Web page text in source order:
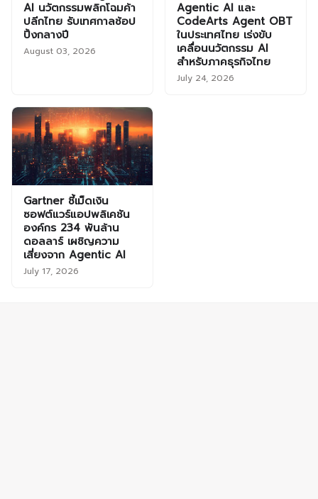
AI นวัตกรรมพลิกโฉมค้า
ปลีกไทย รับเทศกาลช้อป
ปิ้งกลางปี
August 03, 2026
Agentic AI และ
CodeArts Agent OBT
ในประเทศไทย เร่งขับ
เคลื่อนนวัตกรรม AI
สำหรับภาคธุรกิจไทย
July 24, 2026
Gartner ชี้เม็ดเงิน
ซอฟต์แวร์แอปพลิเคชัน
องค์กร 234 พันล้าน
ดอลลาร์ เผชิญความ
เสี่ยงจาก Agentic AI
July 17, 2026